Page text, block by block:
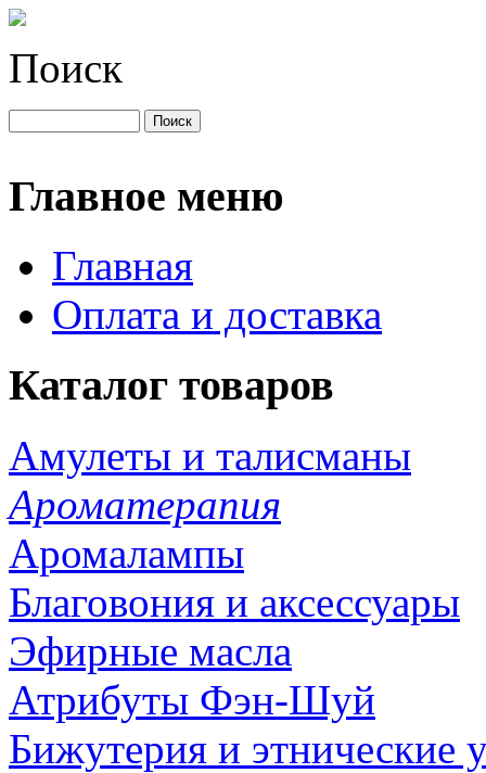
Поиск
Главное меню
Главная
Оплата и доставка
Каталог товаров
Амулеты и талисманы
Ароматерапия
Аромалампы
Благовония и аксессуары
Эфирные масла
Атрибуты Фэн-Шуй
Бижутерия и этнические